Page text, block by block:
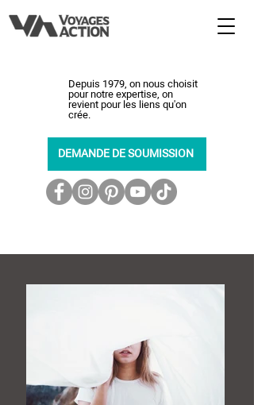
Depuis 1979, on nous choisit
pour notre expertise, on
revient pour les liens qu'on
crée.
DEMANDE DE SOUMISSION